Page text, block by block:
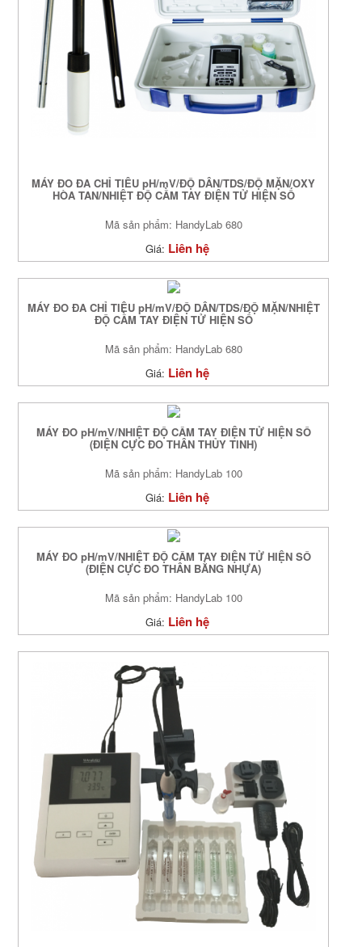
MÁY ĐO ĐA CHỈ TIÊU pH/mV/ĐỘ DẪN/TDS/ĐỘ MẶN/OXY
HÒA TAN/NHIỆT ĐỘ CẦM TAY ĐIỆN TỬ HIỆN SỐ
Mã sản phẩm: HandyLab 680
Giá: Liên hệ
MÁY ĐO ĐA CHỈ TIÊU pH/mV/ĐỘ DẪN/TDS/ĐỘ MẶN/NHIỆT
ĐỘ CẦM TAY ĐIỆN TỬ HIỆN SỐ
Mã sản phẩm: HandyLab 680
Giá: Liên hệ
MÁY ĐO pH/mV/NHIỆT ĐỘ CẦM TAY ĐIỆN TỬ HIỆN SỐ
(ĐIỆN CỰC ĐO THÂN THỦY TINH)
Mã sản phẩm: HandyLab 100
Giá: Liên hệ
MÁY ĐO pH/mV/NHIỆT ĐỘ CẦM TAY ĐIỆN TỬ HIỆN SỐ
(ĐIỆN CỰC ĐO THÂN BẰNG NHỰA)
Mã sản phẩm: HandyLab 100
Giá: Liên hệ